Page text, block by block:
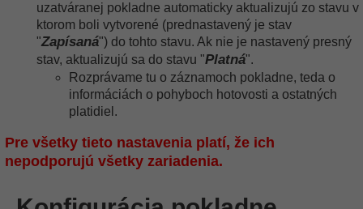
uzatváranej pokladne automaticky aktualizujú zo stavu v
ktorom boli vytvorené (prednastavený je stav
"Zapísaná") do tohto stavu. Ak nie je nastavený presný
stav, aktualizujú sa do stavu "Platná".
Rozprávame tu o záznamoch pokladne, teda o
informáciách o pohyboch hotovosti a ostatných
platidiel.
Pre všetky tieto nastavenia platí, že ich
nepodporujú všetky zariadenia.